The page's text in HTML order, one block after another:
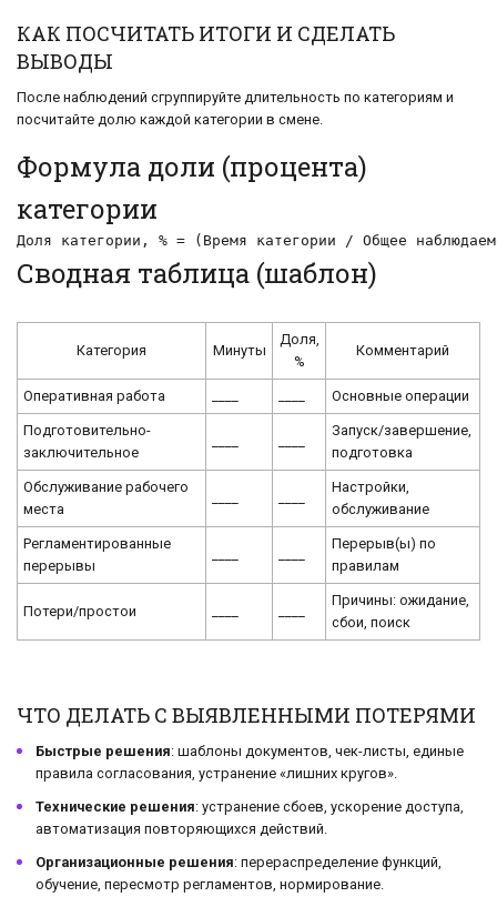
КАК ПОСЧИТАТЬ ИТОГИ И СДЕЛАТЬ
ВЫВОДЫ
После наблюдений сгруппируйте длительность по категориям и
посчитайте долю каждой категории в смене.
Формула доли (процента)
категории
Доля категории, % = (Время категории / Общее
Сводная таблица (шаблон)
Категория Минуты
Доля,
%
Комментарий
Оперативная работа Основные операции
Подготовительно-
заключительное
Запуск/завершение,
подготовка
Обслуживание рабочего
места
Настройки,
обслуживание
Регламентированные
перерывы
Перерыв(ы) по
правилам
Потери/простои
Причины: ожидание,
сбои, поиск
ЧТО ДЕЛАТЬ С ВЫЯВЛЕННЫМИ ПОТЕРЯМИ
Быстрые решения: шаблоны документов, чек-листы, единые
правила согласования, устранение «лишних кругов».
Технические решения: устранение сбоев, ускорение доступа,
автоматизация повторяющихся действий.
Организационные решения: перераспределение функций,
обучение, пересмотр регламентов, нормирование.